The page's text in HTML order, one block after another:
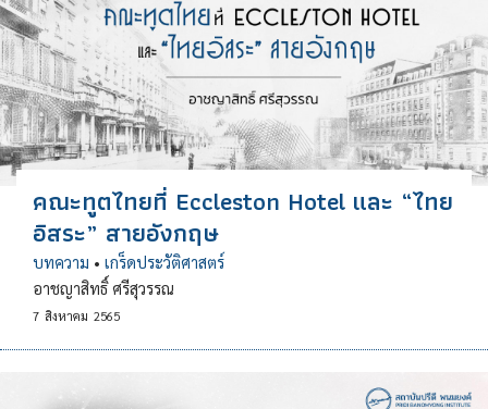
คณะทูตไทยที่ Eccleston Hotel และ “ไทย
อิสระ” สายอังกฤษ
บทความ • เกร็ดประวัติศาสตร์
อาชญาสิทธิ์ ศรีสุวรรณ
7 สิงหาคม 2565